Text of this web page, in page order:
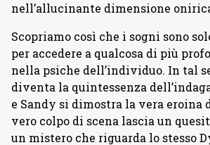
nell’allucinante dimensione
Scopriamo così che i sogni sono
per accedere a qualcosa di più
nella psiche dell’individuo. In tal
diventa la quintessenza
e Sandy si dimostra la vera eroina
vero colpo di scena lascia un
un mistero che riguarda lo stesso